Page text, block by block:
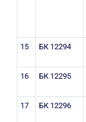
15 БК 12294
16 БК 12295
17 БК 12296